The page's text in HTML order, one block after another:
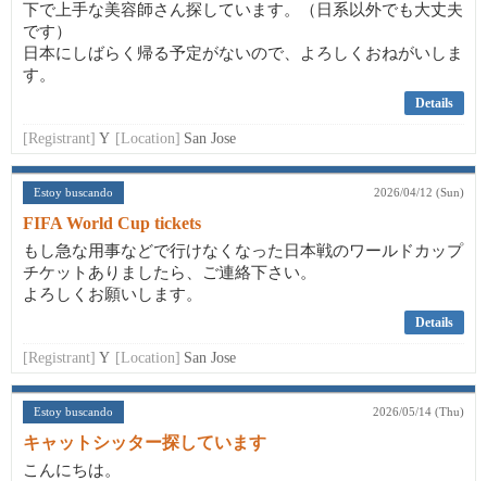
下で上手な美容師さん探しています。（日系以外でも大丈夫
です）
日本にしばらく帰る予定がないので、よろしくおねがいしま
す。
Details
[Registrant] Y [Location] San Jose
Estoy buscando 2026/04/12 (Sun)
FIFA World Cup tickets
もし急な用事などで行けなくなった日本戦のワールドカップ
チケットありましたら、ご連絡下さい。
よろしくお願いします。
Details
[Registrant] Y [Location] San Jose
Estoy buscando 2026/05/14 (Thu)
キャットシッター探しています
こんにちは。